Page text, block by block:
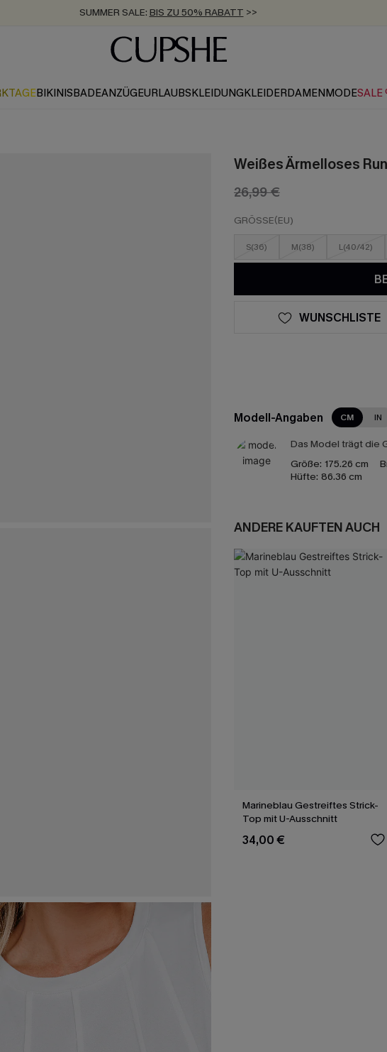
SUMMER SALE: BIS ZU 50% RABATT >>
ZUM NEWSLETTER:BIS ZU -20% EXTRA ERHALTEN
KOSTENLOSER VERSAND AB 89 €
BIKINISBADEANZÜGEURLAUBSKLEIDUNGKLEIDERDAMENMODESALE
Weißes Ärmelloses
26,99 €
GRÖSSE(EU)
S(36) M(38) L(40/42)
WUNSCHLISTE
Modell-Angaben CM IN
Das Model trägt die
Größe: 175.26 cm
Hüfte: 86.36 cm
ANDERE KAUFTEN AUCH
Marineblau Gestreiftes Strick-
Top mit U-Ausschnitt
34,00 €